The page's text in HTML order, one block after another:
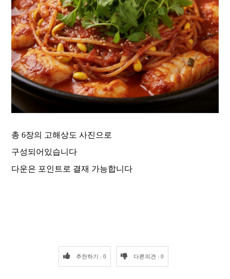
총 6장의 고해상도 사진으로
구성되어있습니다
다운은 포인트로 결재 가능합니다
추천하기 : 0 다른의견 : 0